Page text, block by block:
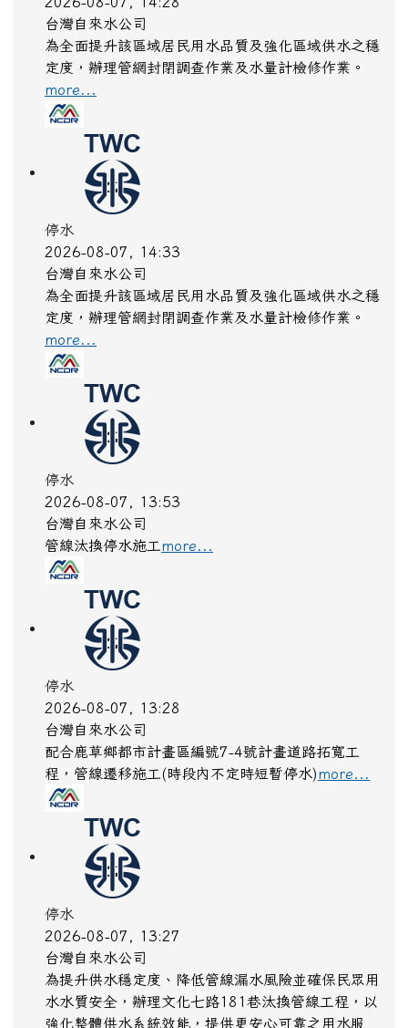
台灣自來水公司
為全面提升該區域居民用水品質及強化區域供水之穩
定度，辦理管網封閉調查作業及水量計檢修作業。
more...
2026-08-07, 14:33
台灣自來水公司
為全面提升該區域居民用水品質及強化區域供水之穩
定度，辦理管網封閉調查作業及水量計檢修作業。
more...
2026-08-07, 13:53
台灣自來水公司
管線汰換停水施工
2026-08-07, 13:28
台灣自來水公司
配合鹿草鄉都市計畫區編號7-4號計畫道路拓寬工
程，管線遷移施工(時段內不定時短暫停水)more...
2026-08-07, 13:27
台灣自來水公司
為提升供水穩定度、降低管線漏水風險並確保民眾用
水水質安全，辦理文化七路181巷汰換管線工程，以
強化整體供水系統效能，提供更安心可靠之用水服